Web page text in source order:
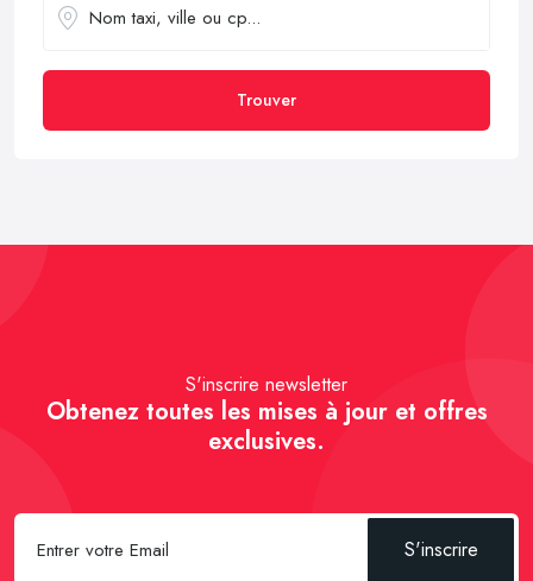
Trouver
S'inscrire newsletter
Obtenez toutes les mises à jour et offres
exclusives.
S'inscrire